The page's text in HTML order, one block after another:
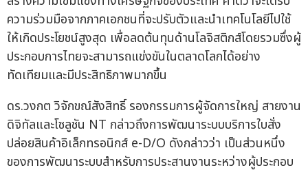
ความร่วมมือจากภาคเอกชนที่จะปรับตัวและนำเทคโนโลยีไปใช้
ให้เกิดประโยชน์สูงสุด เพื่อลดต้นทุนด้านโลจิสติกส์โดยรวมซึ่งผู้
ประกอบการไทยจะสามารถแข่งขันในตลาดโลกได้อย่าง
ทัดเทียมและมีประสิทธิภาพมากขึ้น
ดร.วงกต วิจักขณ์สังสิทธิ์ รองกรรมการผู้จัดการใหญ่ สายงาน
ดิจิทัลและโซลูชัน NT กล่าวถึงการพัฒนาระบบบริการใบสั่ง
ปล่อยสินค้าอิเล็กทรอนิกส์ e-D/O ดังกล่าวว่า เป็นส่วนหนึ่ง
ของการพัฒนาระบบสำหรับการประสานงานระหว่างผู้ประกอบ